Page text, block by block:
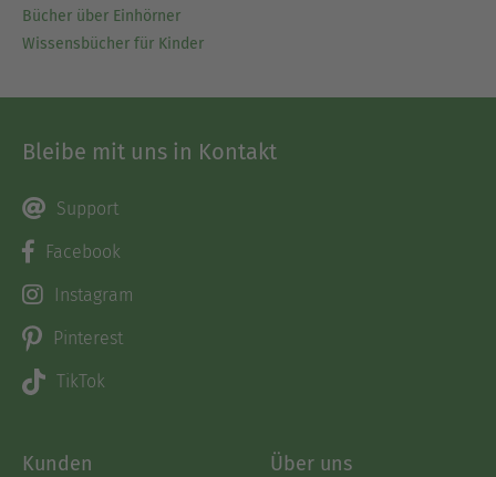
Bücher über Einhörner
Wissensbücher für Kinder
Bleibe mit uns in Kontakt
Support
Facebook
Instagram
Pinterest
TikTok
Kunden Über uns